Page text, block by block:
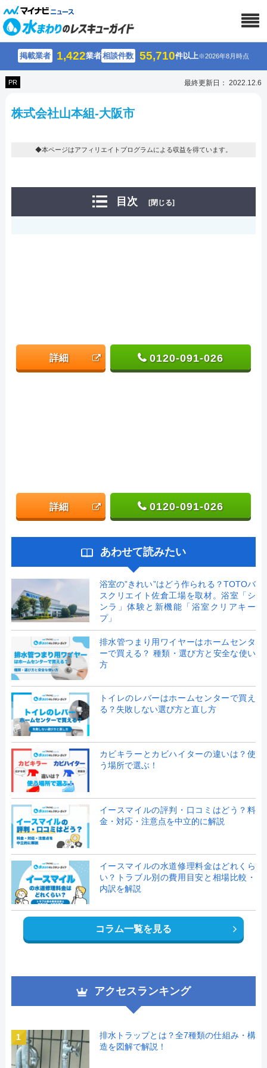
掲載業者 1,422業者相談件数 55,710件以上※2026年8月時点
PR 最終更新日： 2022.12.6
株式会社山本組-大阪市
◆本ページはアフィリエイトプログラムによる収益を得ています。
目次 [閉じる]
詳細 0120-091-026
詳細 0120-091-026
あわせて読みたい
浴室の”きれい”はどう作られる？TOTOバ
スクリエイト佐倉工場を取材。浴室「シ
ンラ」体験と新機能「浴室クリアキー
プ」
排水管つまり用ワイヤーはホームセンタ
ーで買える？ 種類・選び方と安全な使い
方
トイレのレバーはホームセンターで買え
る？失敗しない選び方と直し方
カビキラーとカビハイターの違いは？使
う場所で選ぶ！
イースマイルの評判・口コミはどう？料
金・対応・注意点を中立的に解説
イースマイルの水道修理料金はどれくら
い？トラブル別の費用目安と相場比較・
内訳を解説
コラム一覧を見る
アクセスランキング
1
排水トラップとは？全7種類の仕組み・構
造を図解で解説！